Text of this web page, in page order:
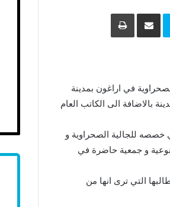
Skype مشاركة عبر البريد
في اراغون بمدينة
بالاضافة الى الكاتب العام
خصصه للجالية الصحراوية و
نوعية و جمعية حاضرة في
التي ترى انها من